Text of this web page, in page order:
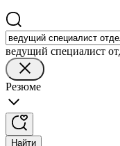
ведущий специалист
Резюме
Найти